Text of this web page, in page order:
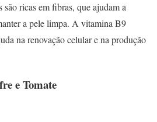
são ricas em fibras, que ajudam a
a pele limpa. A vitamina B9
na renovação celular e na produção
e Tomate